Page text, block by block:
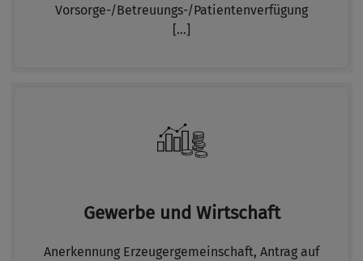
Vorsorge-/Betreuungs-/Patientenverfügung
[...]
Gewerbe und Wirtschaft
Anerkennung Erzeugergemeinschaft, Antrag auf